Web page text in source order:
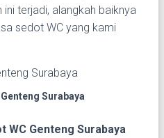
terjadi, alangkah baiknya
sedot WC yang kami
Surabaya
WC Genteng Surabaya